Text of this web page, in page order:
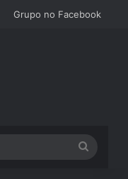
Grupo no Facebook